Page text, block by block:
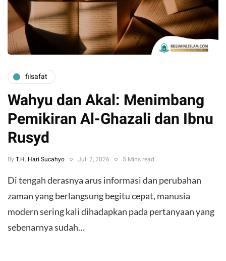
filsafat
Wahyu dan Akal: Menimbang
Pemikiran Al-Ghazali dan Ibnu
Rusyd
By T.H. Hari Sucahyo Juli 2, 2026 5 Mins read
​Di tengah derasnya arus informasi dan perubahan
zaman yang berlangsung begitu cepat, manusia
modern sering kali dihadapkan pada pertanyaan yang
sebenarnya sudah…